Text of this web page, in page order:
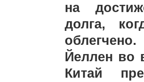
на
долга,
Йеллен во
Китай